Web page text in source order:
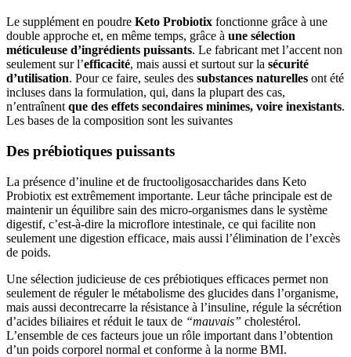
Le supplément en poudre Keto Probiotix fonctionne grâce à une
double approche et, en même temps, grâce à une sélection
méticuleuse d’ingrédients puissants. Le fabricant met l’accent non
seulement sur l’efficacité, mais aussi et surtout sur la sécurité
d’utilisation. Pour ce faire, seules des substances naturelles ont été
incluses dans la formulation, qui, dans la plupart des cas,
n’entraînent que des effets secondaires minimes, voire inexistants.
Les bases de la composition sont les suivantes
Des prébiotiques puissants
La présence d’inuline et de fructooligosaccharides dans Keto
Probiotix est extrêmement importante. Leur tâche principale est de
maintenir un équilibre sain des micro-organismes dans le système
digestif, c’est-à-dire la microflore intestinale, ce qui facilite non
seulement une digestion efficace, mais aussi l’élimination de l’excès
de poids.
Une sélection judicieuse de ces prébiotiques efficaces permet non
seulement de réguler le métabolisme des glucides dans l’organisme,
mais aussi decontrecarre la résistance à l’insuline, régule la sécrétion
d’acides biliaires et réduit le taux de “mauvais” cholestérol.
L’ensemble de ces facteurs joue un rôle important dans l’obtention
d’un poids corporel normal et conforme à la norme BMI.